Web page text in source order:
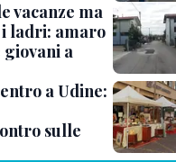
vacanze ma
ladri: amaro
a
a Udine:
sulle